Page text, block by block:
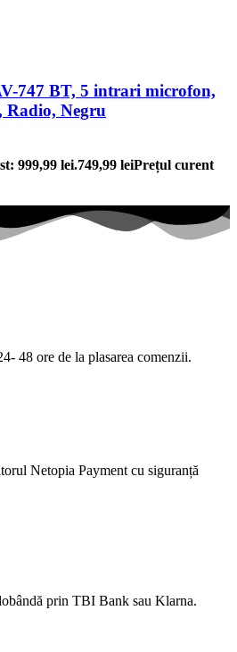
747 BT, 5 intrari microfon,
Radio, Negru
999,99 lei.749,99 leiPrețul curent
48 ore de la plasarea comenzii.
Netopia Payment cu siguranță
prin TBI Bank sau Klarna.